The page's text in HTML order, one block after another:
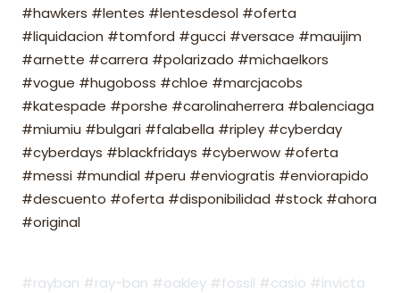
#hawkers #lentes #lentesdesol #oferta
#liquidacion #tomford #gucci #versace #mauijim
#arnette #carrera #polarizado #michaelkors
#vogue #hugoboss #chloe #marcjacobs
#katespade #porshe #carolinaherrera #balenciaga
#miumiu #bulgari #falabella #ripley #cyberday
#cyberdays #blackfridays #cyberwow #oferta
#messi #mundial #peru #enviogratis #enviorapido
#descuento #oferta #disponibilidad #stock #ahora
#original
#rayban #ray-ban #oakley #fossil #casio #invicta